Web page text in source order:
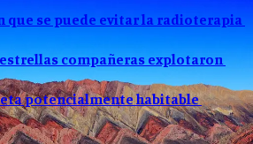
que se puede evitar la radioterapia
compañeras explotaron
potencialmente habitable